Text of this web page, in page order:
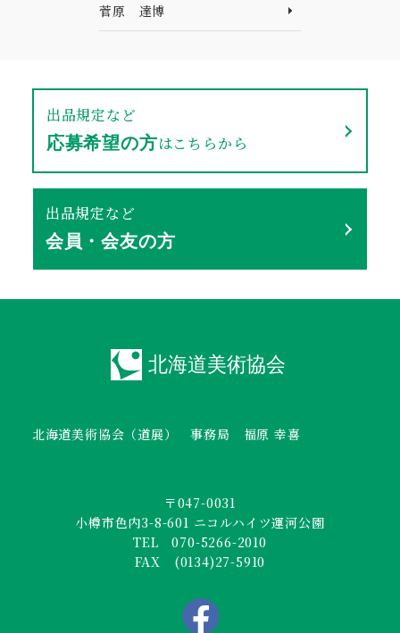
菅原 達博
出品規定など
応募希望の方はこちらから
出品規定など
会員・会友の方
北海道美術協会（道展） 事務局 福原 幸喜
〒047-0031
小樽市色内3-8-601 ニコルハイツ運河公園
TEL 070-5266-2010
FAX (0134)27-5910